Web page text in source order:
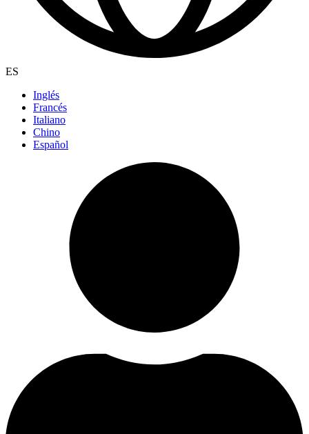
ES
Inglés
Francés
Italiano
Chino
Español